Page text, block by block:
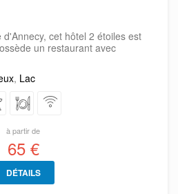
cet hôtel 2 étoiles est
un restaurant avec
, Lac
à partir de
65 €
DÉTAILS